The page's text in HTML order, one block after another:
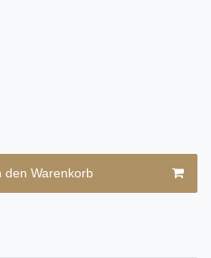
den Warenkorb